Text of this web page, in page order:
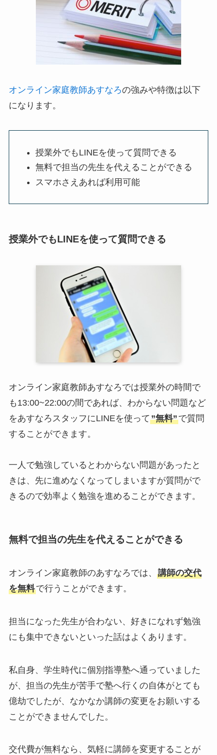
オンライン家庭教師あすなろの強みや特徴は以下
になります。
授業外でもLINEを使って質問できる
無料で担当の先生を代えることができる
スマホさえあれば利用可能
授業外でもLINEを使って質問できる
オンライン家庭教師あすなろでは授業外の時間で
も13:00~22:00の間であれば、わからない問題など
をあすなろスタッフにLINEを使って”無料”で質問
することができます。
一人で勉強しているとわからない問題があったと
きは、先に進めなくなってしまいますが質問がで
きるので効率よく勉強を進めることができます。
無料で担当の先生を代えることができる
オンライン家庭教師のあすなろでは、 講師の交代
を無料で行うことができます。
担当になった先生が合わない、好きになれず勉強
にも集中できないといった話はよくあります。
私自身、学生時代に個別指導塾へ通っていました
が、担当の先生が苦手で塾へ行くの自体がとても
億劫でしたが、なかなか講師の変更をお願いする
ことができませんでした。
交代費が無料なら、気軽に講師を変更することが